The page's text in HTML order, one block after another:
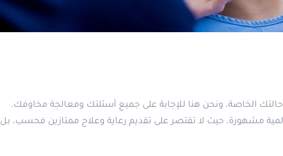
الخاصة، ونحن هنا للإجابة على جميع أسئلتك ومعالجة مخاوفك.
مشهورة، حيث لا تقتصر على تقديم رعاية وعلاج ممتازين فحسب، بل